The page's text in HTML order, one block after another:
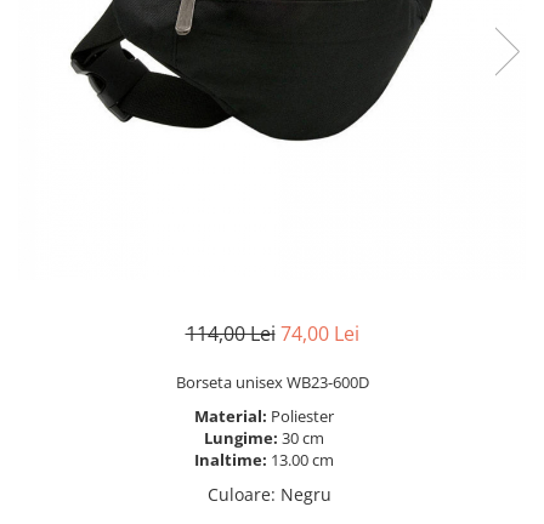
114,00 Lei 74,00 Lei
Borseta unisex WB23-600D
Material: Poliester
Lungime: 30 cm
Inaltime: 13.00 cm
Culoare: Negru